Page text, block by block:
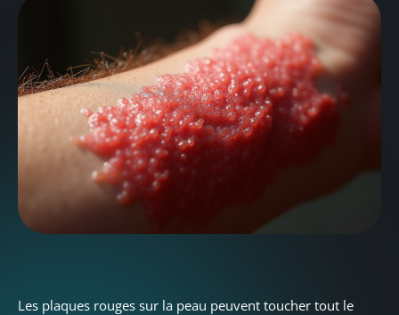
Les plaques rouges sur la peau peuvent toucher tout le